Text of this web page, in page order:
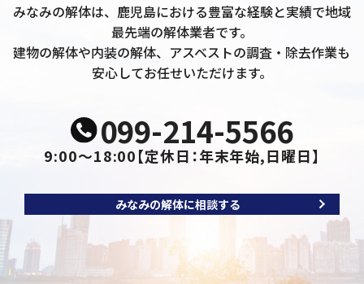
みなみの解体は、鹿児島における豊富な経験と実績で地域
最先端の解体業者です。
建物の解体や内装の解体、アスベストの調査・除去作業も
安心してお任せいただけます。
099-214-5566
9:00～18:00【定休日：年末年始,日曜日】
みなみの解体に相談する